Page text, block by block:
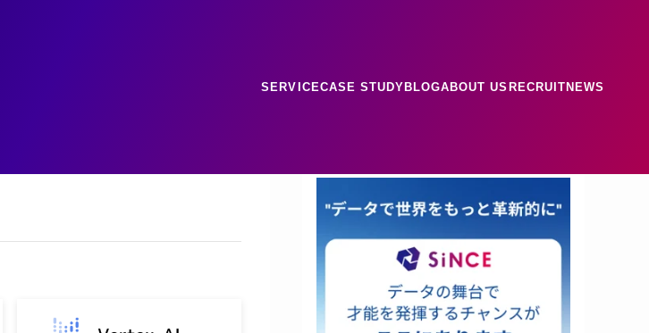
SERVICECASE STUDY BLOGABOUT US RECRUIT NEWS